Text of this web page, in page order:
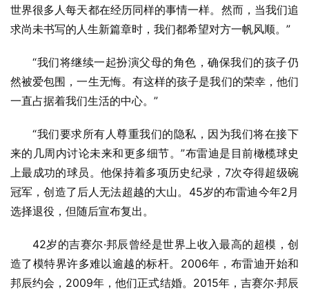
世界很多人每天都在经历同样的事情一样。然而，当我们追
求尚未书写的人生新篇章时，我们都希望对方一帆风顺。”
“我们将继续一起扮演父母的角色，确保我们的孩子仍
然被爱包围，一生无悔。有这样的孩子是我们的荣幸，他们
一直占据着我们生活的中心。”
“我们要求所有人尊重我们的隐私，因为我们将在接下
来的几周内讨论未来和更多细节。”布雷迪是目前橄榄球史
上最成功的球员。他保持着多项历史纪录，7次夺得超级碗
冠军，创造了后人无法超越的大山。45岁的布雷迪今年2月
选择退役，但随后宣布复出。
42岁的吉赛尔·邦辰曾经是世界上收入最高的超模，创
造了模特界许多难以逾越的标杆。2006年，布雷迪开始和
邦辰约会，2009年，他们正式结婚。2015年，吉赛尔·邦辰